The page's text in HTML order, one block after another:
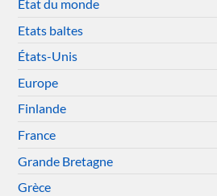
Etat du monde
Etats baltes
États-Unis
Europe
Finlande
France
Grande Bretagne
Grèce